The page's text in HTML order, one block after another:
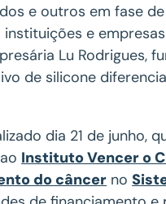
e outros em fase
e
Lu Rodrigues,
de silicone
dia 21 de junho,
Instituto Vencer o
do câncer no